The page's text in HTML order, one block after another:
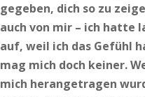
gegeben, dich so zu
auch von mir – ich hatte
auf, weil ich das Gefühl
mag mich doch keiner.
mich herangetragen